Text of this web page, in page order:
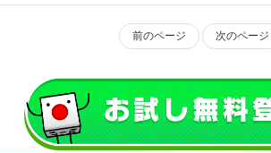
前のページ 次のページ